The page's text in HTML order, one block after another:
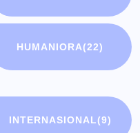
HUMANIORA(22)
INTERNASIONAL(9)